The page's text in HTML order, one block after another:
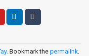
. Bookmark the permalink.